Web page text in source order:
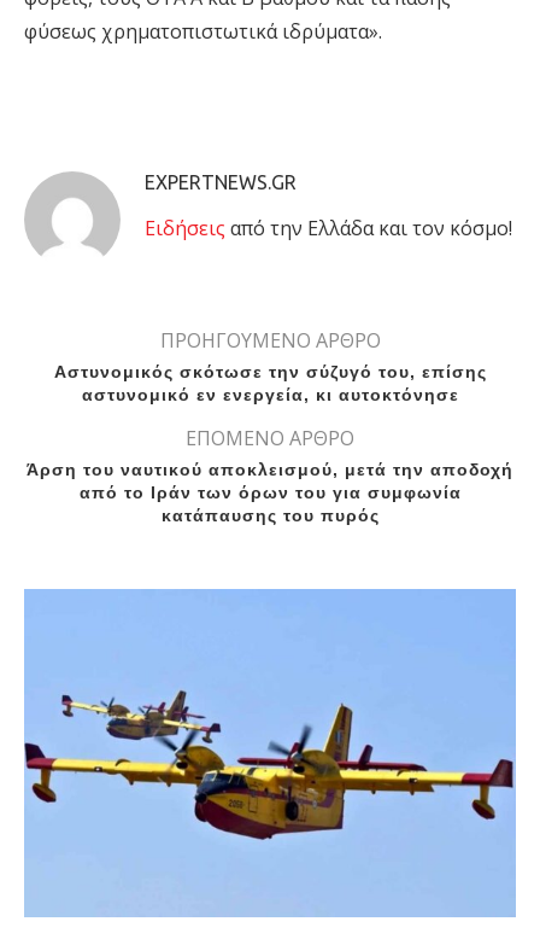
φύσεως χρηματοπιστωτικά ιδρύματα».
EXPERTNEWS.GR
Eιδήσεις από την Ελλάδα και τον κόσμο!
ΠΡΟΗΓΟΥΜΕΝΟ ΑΡΘΡΟ
Αστυνομικός σκότωσε την σύζυγό του, επίσης
αστυνομικό εν ενεργεία, κι αυτοκτόνησε
ΕΠΟΜΕΝΟ ΑΡΘΡΟ
Άρση του ναυτικού αποκλεισμού, μετά την αποδοχή
από το Ιράν των όρων του για συμφωνία
κατάπαυσης του πυρός